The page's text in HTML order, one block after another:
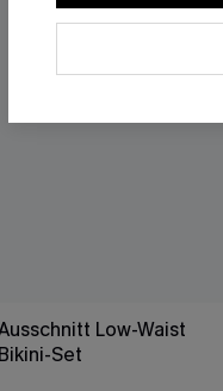
Low-Waist
Set